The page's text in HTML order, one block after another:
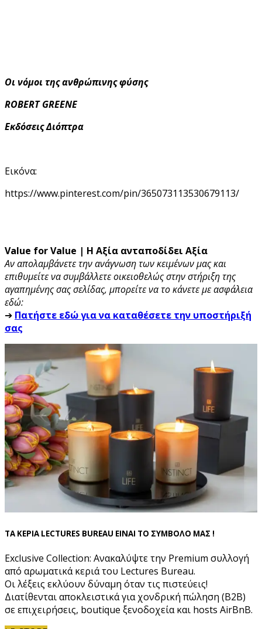
Οι νόμοι της ανθρώπινης φύσης
ROBERT GREENE
Εκδόσεις Διόπτρα
Εικόνα:
https://www.pinterest.com/pin/365073113530679113/
Value for Value | Η Αξία ανταποδίδει Αξία
Αν απολαμβάνετε την ανάγνωση των κειμένων μας και
επιθυμείτε να συμβάλλετε οικειοθελώς στην στήριξη της
αγαπημένης σας σελίδας, μπορείτε να το κάνετε με ασφάλεια
εδώ:
➔ Πατήστε εδώ για να καταθέσετε την υποστήριξή
σας
ΤΑ ΚΕΡΙΑ LECTURES BUREAU ΕΙΝΑΙ ΤΟ ΣΥΜΒΟΛΟ ΜΑΣ !
Exclusive Collection: Ανακαλύψτε την Premium συλλογή
από αρωματικά κεριά του Lectures Bureau.
Οι λέξεις εκλύουν δύναμη όταν τις πιστεύεις!
Διατίθενται αποκλειστικά για χονδρική πώληση (B2B)
σε επιχειρήσεις, boutique ξενοδοχεία και hosts AirBnB.